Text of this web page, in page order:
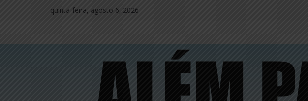
quinta-feira, agosto 6, 2026